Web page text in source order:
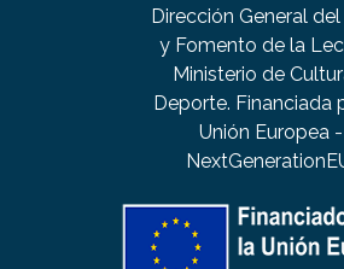
Dirección General
y Fomento de la
Ministerio de
Deporte. Financiada
Unión Europea -